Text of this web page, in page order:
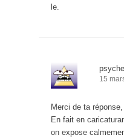
le.
15
Merci de ta
En fait en
on expose